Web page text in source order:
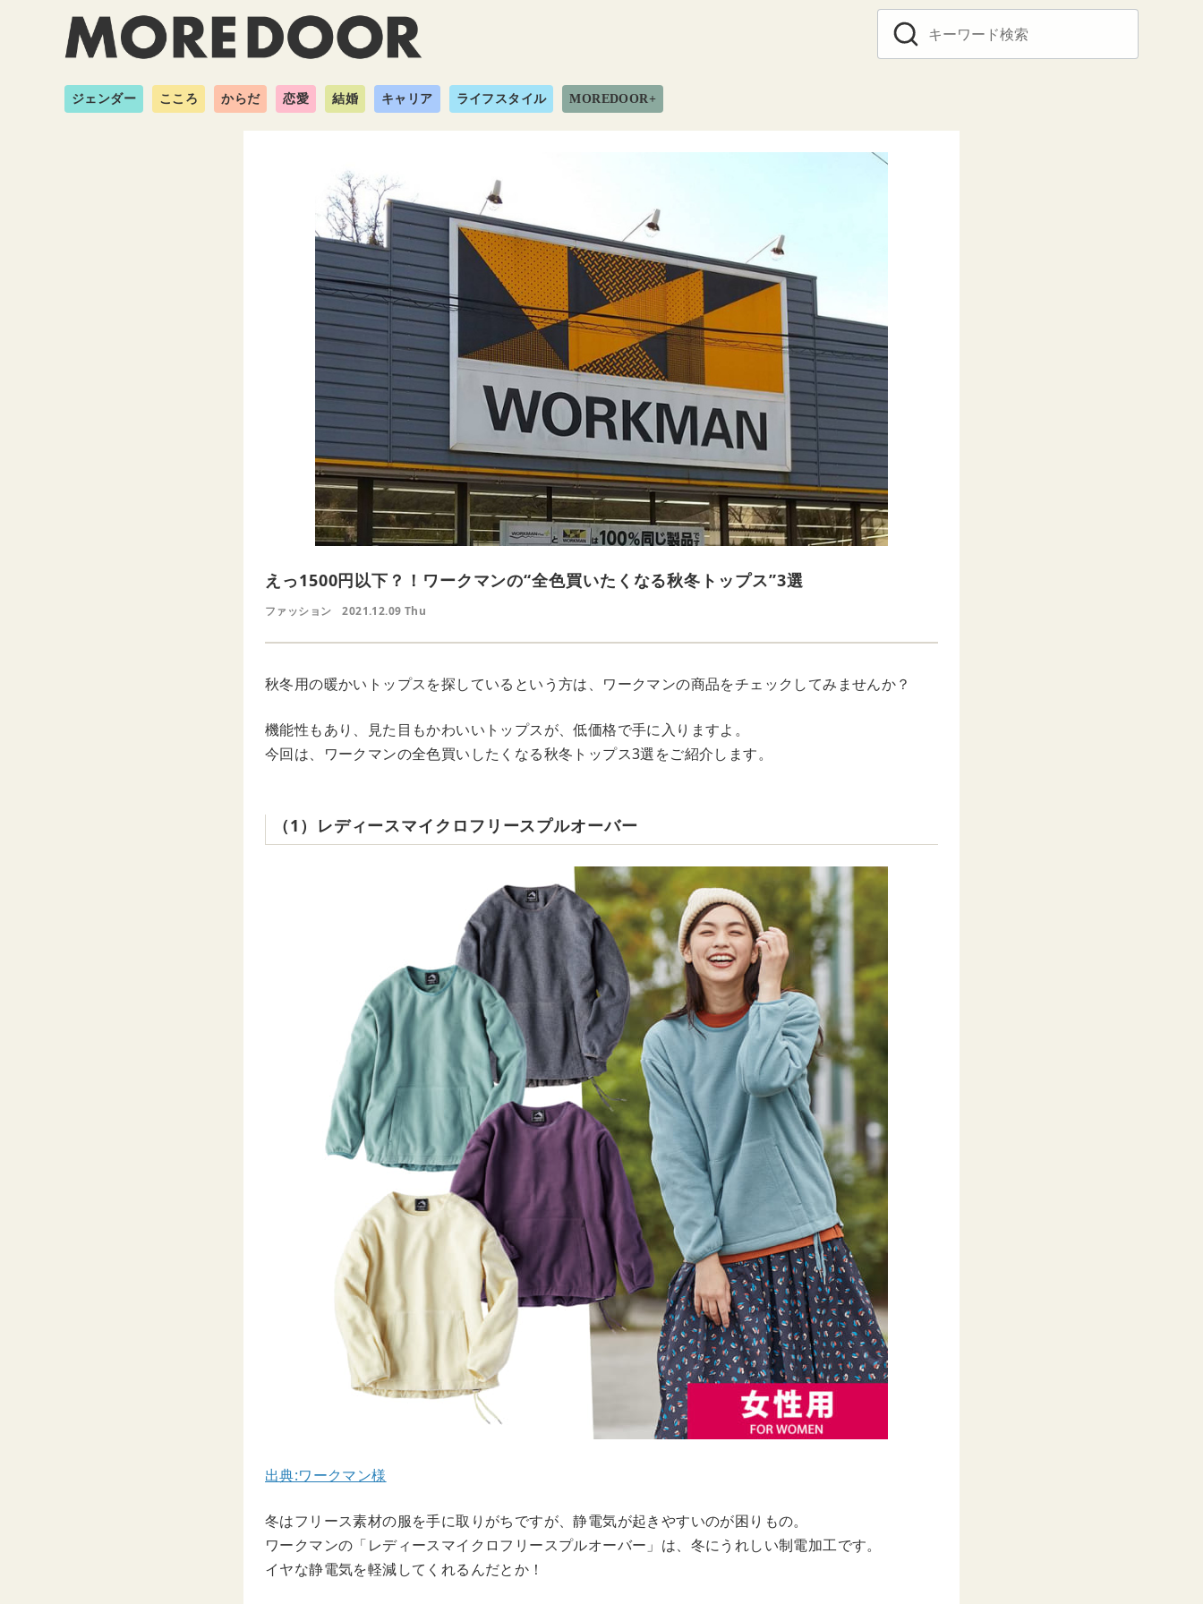
ジェンダー こころ からだ 恋愛 結婚 キャリア ライフスタイル MOREDOOR+
えっ1500円以下？！ワークマンの“全色買いたくなる秋冬トップス”3選
ファッション 2021.12.09 Thu
秋冬用の暖かいトップスを探しているという方は、ワークマンの商品をチェックしてみませんか？
機能性もあり、見た目もかわいいトップスが、低価格で手に入りますよ。
今回は、ワークマンの全色買いしたくなる秋冬トップス3選をご紹介します。
（1）レディースマイクロフリースプルオーバー
出典:ワークマン様
冬はフリース素材の服を手に取りがちですが、静電気が起きやすいのが困りもの。
ワークマンの「レディースマイクロフリースプルオーバー」は、冬にうれしい制電加工です。
イヤな静電気を軽減してくれるんだとか！